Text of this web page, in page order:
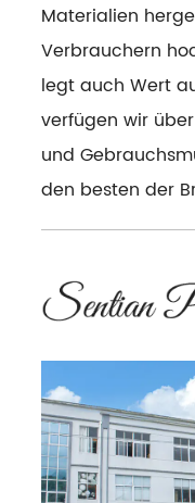
Materialien
Verbrauchern
legt auch Wert
verfügen wir
und
den besten der